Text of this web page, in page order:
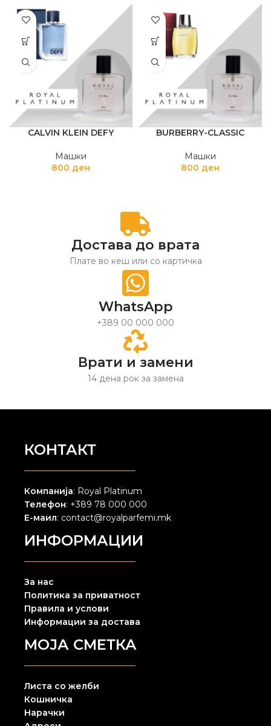
CALVIN KLEIN DEFY
Машки
800 ден
BURBERRY-CLASSIC
Машки
800 ден
Достава до врата
Плате во кеш или со картичка
WhatsApp
+389 00 000 000
Врати и замени
14 дена рок за замена
КОНТАКТ
Компанија: Royal Platinum
Телефон: +389 78 000 000
Е-маил: contact@royalparfemi.mk
ИНФОРМАЦИИ
За нас
Политика за приватност
Правила и услови
Информации за достава
МОЈА СМЕТКА
Листа со желби
Кошничка
Нарачки